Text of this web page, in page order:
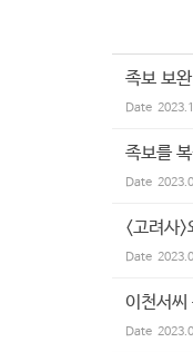
족보 보
Date
족보를
Date
<고려사
Date
이천서
Date